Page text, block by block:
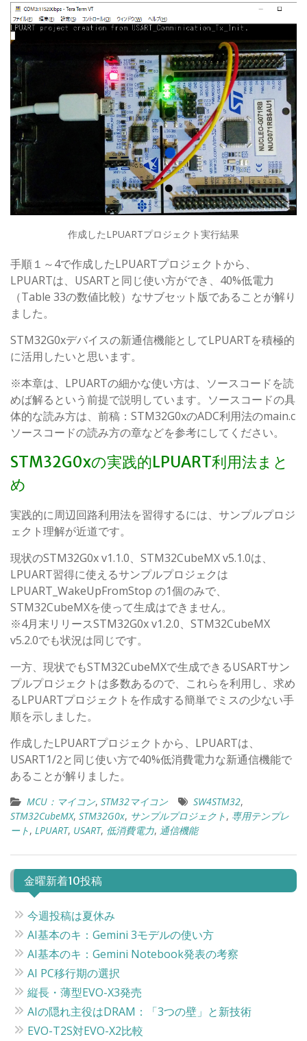
作成したLPUARTプロジェクト実行結果
手順１～4で作成したLPUARTプロジェクトから、
LPUARTは、USARTと同じ使い方ができ、40%低電力
（Table 33の数値比較）なサブセット版であることが解り
ました。
STM32G0xデバイスの新通信機能としてLPUARTを積極的
に活用したいと思います。
※本章は、LPUARTの細かな使い方は、ソースコードを読
めば解るという前提で説明しています。ソースコードの具
体的な読み方は、前稿：STM32G0xのADC利用法のmain.c
ソースコードの読み方の章などを参考にしてください。
STM32G0xの実践的LPUART利用法まと
め
実践的に周辺回路利用法を習得するには、サンプルプロジ
ェクト理解が近道です。
現状のSTM32G0x v1.1.0、STM32CubeMX v5.1.0は、
LPUART習得に使えるサンプルプロジェクは
LPUART_WakeUpFromStop の1個のみで、
STM32CubeMXを使って生成はできません。
※4月末リリースSTM32G0x v1.2.0、STM32CubeMX
v5.2.0でも状況は同じです。
一方、現状でもSTM32CubeMXで生成できるUSARTサン
プルプロジェクトは多数あるので、これらを利用し、求め
るLPUARTプロジェクトを作成する簡単でミスの少ない手
順を示しました。
作成したLPUARTプロジェクトから、LPUARTは、
USART1/2と同じ使い方で40%低消費電力な新通信機能で
あることが解りました。
MCU：マイコン, STM32マイコン SW4STM32,
STM32CubeMX, STM32G0x, サンプルプロジェクト, 専用テンプレ
ート, LPUART, USART, 低消費電力, 通信機能
金曜新着10投稿
今週投稿は夏休み
AI基本のキ：Gemini 3モデルの使い方
AI基本のキ：Gemini Notebook発表の考察
AI PC移行期の選択
縦長・薄型EVO-X3発売
AIの隠れ主役はDRAM：「3つの壁」と新技術
EVO-T2S対EVO-X2比較